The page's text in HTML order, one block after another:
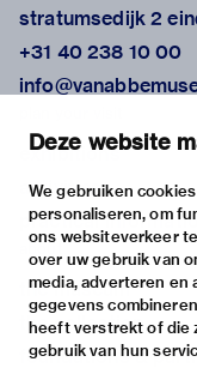
Deze website
We gebruiken
personaliseren, om
ons websiteverkeer
over uw gebruik van
media, adverteren en
gegevens
heeft verstrekt of die
gebruik van hun
stratumsedijk 2
+31 40 238 10 00
exhibitions
activities
practical
about
the museum
the collection
foundations &